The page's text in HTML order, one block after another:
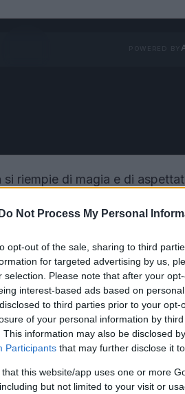
Do Not Process My Personal
opt-out of the sale, sharing to third
for targeted advertising by us,
selection. Please note that after your
interest-based ads based on
to third parties prior to your
of your personal information by
This information may also be disclosed
Participants that may further disclose it
that this website/app uses one or more
but not limited to your visit or
si riempie di magia e di
e brillanti, pronte a